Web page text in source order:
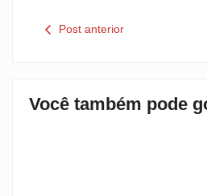
Post anterior
Você também pode